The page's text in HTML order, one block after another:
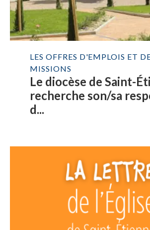
LES OFFRES D'EMPLOIS ET
MISSIONS
Le diocèse de Saint-
recherche son/sa
d...